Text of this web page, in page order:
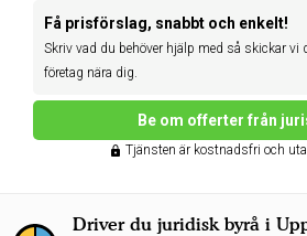
Få prisförslag, snabbt och enkelt!
Skriv vad du behöver hjälp med så skickar vi
företag nära dig.
Be om offerter från
Tjänsten är kostnadsfri och
Driver du juridisk byrå i